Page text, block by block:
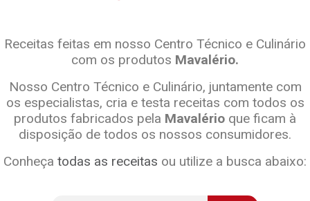
Receitas feitas em nosso Centro Técnico e Culinário
com os produtos Mavalério.
Nosso Centro Técnico e Culinário, juntamente com
os especialistas, cria e testa receitas com todos os
produtos fabricados pela Mavalério que ficam à
disposição de todos os nossos consumidores.
Conheça todas as receitas ou utilize a busca abaixo: